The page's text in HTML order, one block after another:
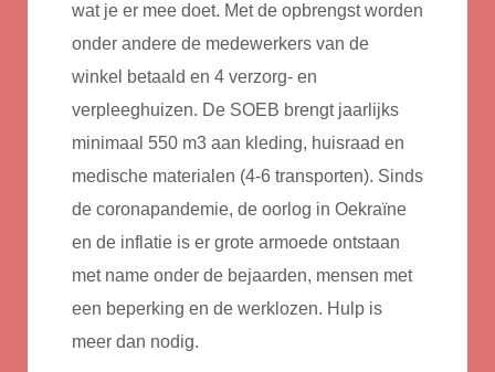
wat je er mee doet. Met de opbrengst worden
onder andere de medewerkers van de
winkel betaald en 4 verzorg- en
verpleeghuizen. De SOEB brengt jaarlijks
minimaal 550 m3 aan kleding, huisraad en
medische materialen (4-6 transporten). Sinds
de coronapandemie, de oorlog in Oekraïne
en de inflatie is er grote armoede ontstaan
met name onder de bejaarden, mensen met
een beperking en de werklozen. Hulp is
meer dan nodig.